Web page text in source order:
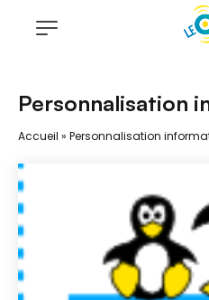
Personnalisation
Accueil » Personnalisation